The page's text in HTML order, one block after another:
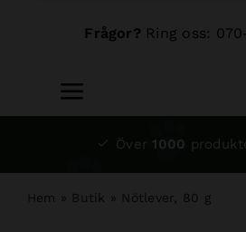
Frågor? Ring oss:
Toggle
Navigation
Över 1000
Hem » Butik » Nötlever, 80 g